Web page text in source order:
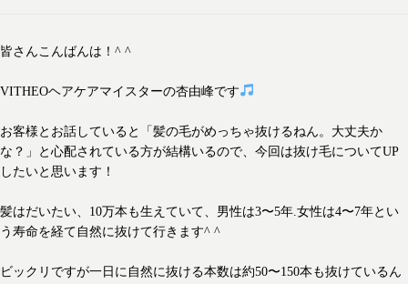
皆さんこんばんは！^ ^
VITHEOヘアケアマイスターの杏由峰です
お客様とお話していると「髪の毛がめっちゃ抜けるねん。大丈夫か
な？」と心配されている方が結構いるので、今回は抜け毛についてUP
したいと思います！
髪はだいたい、10万本も生えていて、男性は3〜5年.女性は4〜7年とい
う寿命を経て自然に抜けて行きます^ ^
ビックリですが一日に自然に抜ける本数は約50〜150本も抜けているん